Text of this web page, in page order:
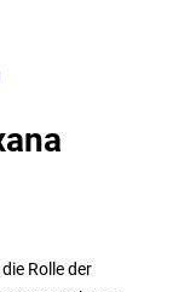
Rolle der